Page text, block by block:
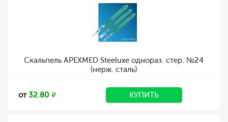
Скальпель APEXMED Steeluxe однораз. стер. №24
(нерж. сталь)
от32.80 КУПИТЬ